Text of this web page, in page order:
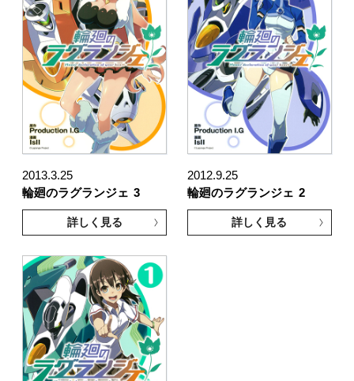
2013.3.25
輪廻のラグランジェ 3
詳しく見る
2012.9.25
輪廻のラグランジェ 2
詳しく見る